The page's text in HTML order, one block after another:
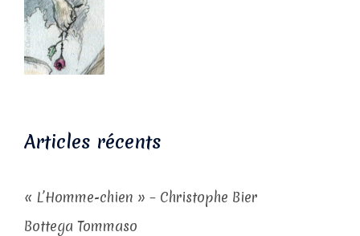
Articles récents
« L’Homme-chien » – Christophe Bier
Bottega Tommaso